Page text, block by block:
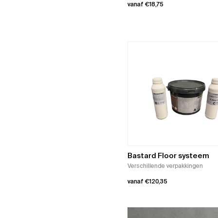
vanaf €18,75
productpagina
Bastard Floor systeem
Verschillende verpakkingen
vanaf €120,35